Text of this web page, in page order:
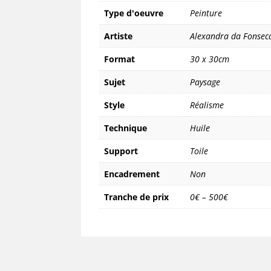
Type d'oeuvre
Peinture
Artiste
Alexandra da
Format
30 x 30cm
Sujet
Paysage
Style
Réalisme
Technique
Huile
Support
Toile
Encadrement
Non
Tranche de prix
0€ – 500€